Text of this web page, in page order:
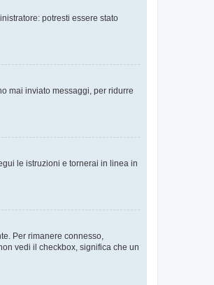
potresti essere stato
mai inviato messaggi, per ridurre
le istruzioni e tornerai in linea in
Per rimanere connesso,
vedi il checkbox, significa che un